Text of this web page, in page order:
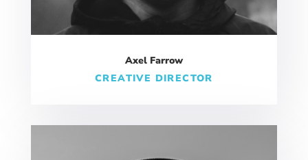
Axel Farrow
CREATIVE DIRECTOR